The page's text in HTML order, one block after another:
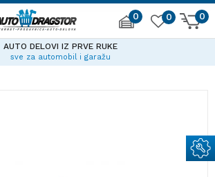
0 0
0
AUTO DELOVI IZ PRVE RUKE
sve za automobil i garažu